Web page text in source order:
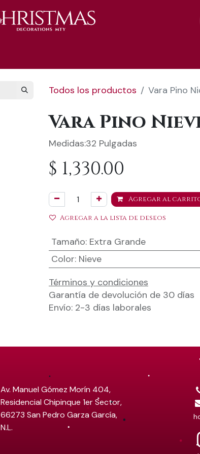
Todos los productos Vara Pino
Vara Pino
Medidas:32 Pulgadas
$ 1,330.00
Agregar al
Agregar a la lista de deseos
Tamaño: Extra Grande
Color: Nieve
Términos y condiciones
Garantía de devolución de 30 días
Envío: 2-3 días laborales
Av. Manuel Gómez Morín 404,
Residencial Chipinque 1er Sector,
66273 San Pedro Garza García,
N.L.